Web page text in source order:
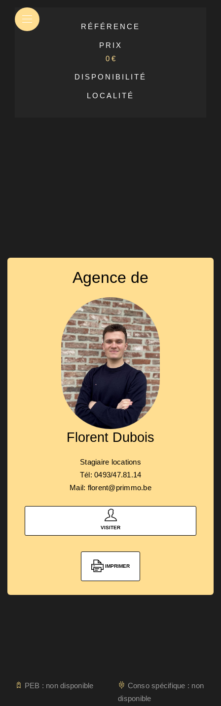
RÉFÉRENCE
PRIX
0 €
DISPONIBILITÉ
LOCALITÉ
Agence de
Florent Dubois
Stagiaire locations
Tél: 0493/47.81.14
Mail: florent@primmo.be
VISITER
IMPRIMER
PEB : non disponible
Conso spécifique : non
disponible